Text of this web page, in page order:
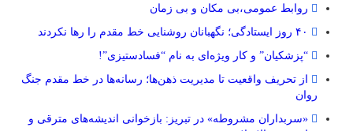
روابط عمومی،بی مکان و بی زمان
“پزشکیان” و کار ویژه‌ای به نام “فسادستیزی”!
از تحریف واقعیت تا مدیریت ذهن‌ها؛ رسانه‌ها در خط مقدم جنگ
روان
«سربداران مشروطه» در تبریز: بازخوانی اندیشه‌های مترقی و